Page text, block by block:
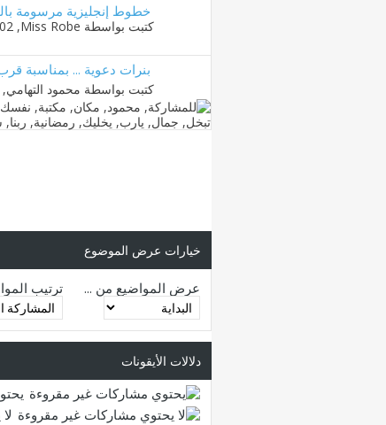
خطوط إنجليزية مرسومة
كتبت بواسطة Miss Robe
‏, 19-05-2009 05:02 PM
بنرات دعوية ... بمناسبة
كتبت بواسطة محمود التهامي‏, 09-07-2010 11:19 AM
خيارات عرض الموضوع
عرض المواضيع من ... ترتيب
دلالات الأيقونات